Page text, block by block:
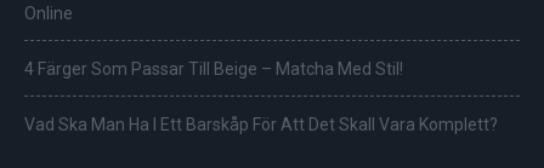
Online
4 Färger Som Passar Till Beige – Matcha Med Stil!
Vad Ska Man Ha I Ett Barskåp För Att Det Skall Vara Komplett?